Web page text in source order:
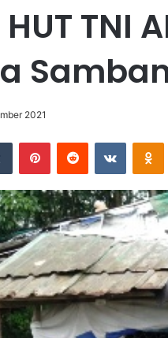
TNI
2021
Tumblr PinterestReddit